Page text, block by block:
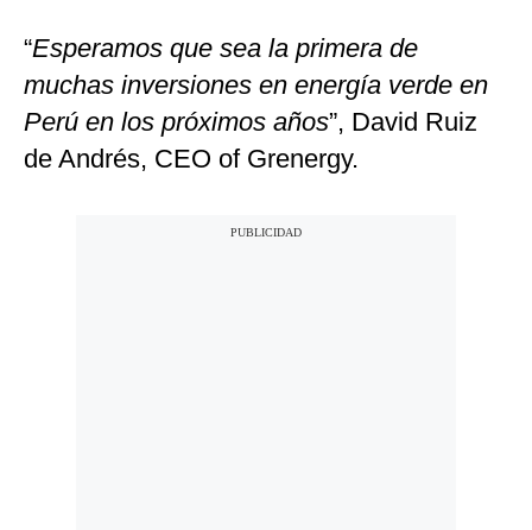
“Esperamos que sea la primera de
muchas inversiones en energía verde en
Perú en los próximos años”, David Ruiz
de Andrés, CEO of Grenergy.